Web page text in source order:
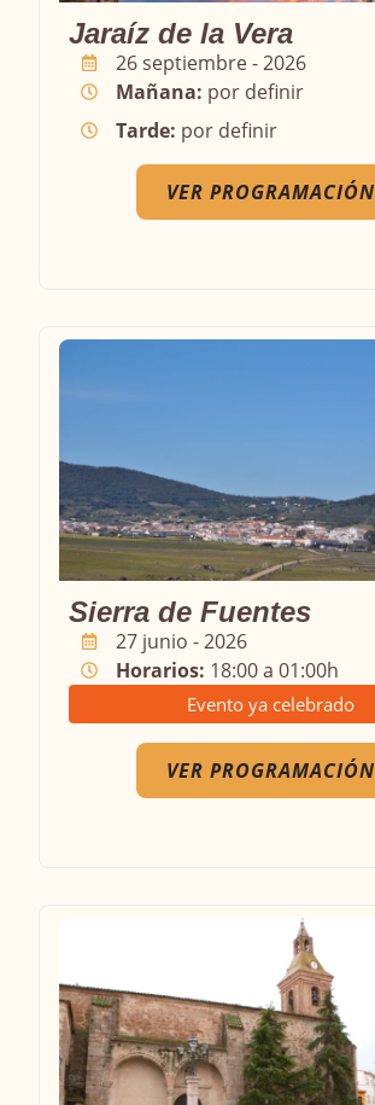
Jaraíz de la Vera
26 septiembre - 2026
Mañana: por definir
Tarde: por definir
VER PROGRAMACIÓN
Sierra de Fuentes
27 junio - 2026
Horarios: 18:00 a 01:00h
Evento ya celebrado
VER PROGRAMACIÓN